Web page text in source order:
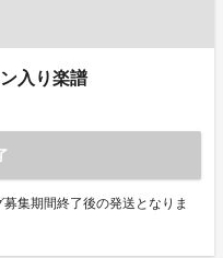
入り楽譜
集期間終了後の発送となりま